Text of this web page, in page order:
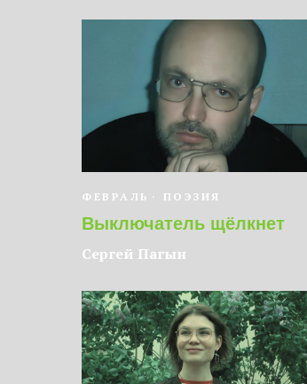
ФЕВРАЛЬ ПОЭЗИЯ
Выключатель щёлкнет
Сергей Пагын